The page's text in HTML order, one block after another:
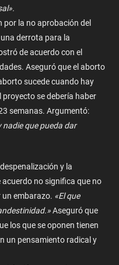
la no aprobación del
derrota para la
de acuerdo con el
Aseguró que el aborto
sucede cuando hay
proyecto se debería haber
semanas. Argumentó:
que pueda dar
y la
no significa que no
un embarazo. «El que
Aseguró que
los que se oponen tienen
un pensamiento radical y